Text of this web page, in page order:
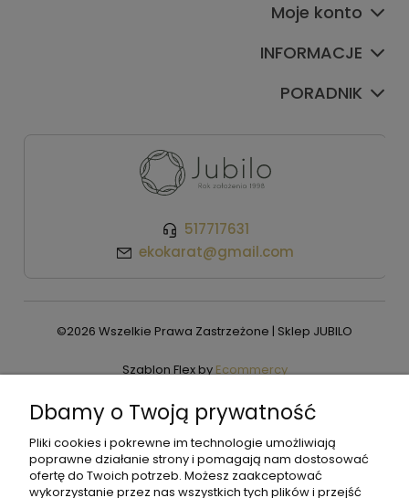
Moje konto
INFORMACJE
PORADNIK
517717631
ekokarat@gmail.com
©2026 Wszelkie Prawa Zastrzeżone | Sklep JUBILO
Szablon Flex byEcommercy
Pokaż pełną wersję strony
Dbamy o Twoją prywatność
Pliki cookies i pokrewne im technologie umożliwiają
poprawne działanie strony i pomagają nam dostosować
ofertę do Twoich potrzeb. Możesz zaakceptować
wykorzystanie przez nas wszystkich tych plików i przejść